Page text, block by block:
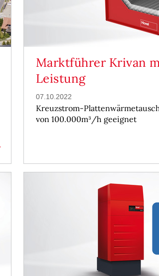
Marktführer Krivan
Leistung
07.10.2022
Kreuzstrom-
von 100.000m³/h geeignet